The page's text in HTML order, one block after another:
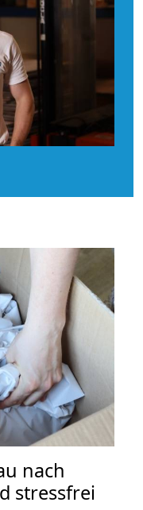
nach
stressfrei